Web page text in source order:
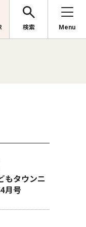
検索 Menu
タウンニ
月号